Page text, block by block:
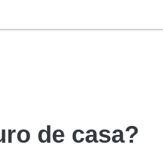
de casa?